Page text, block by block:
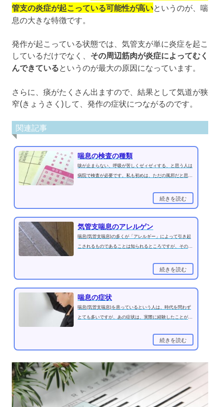
管支の炎症が起こっている可能性が高いというのが、喘
息の大きな特徴です。
発作が起こっている状態では、気管支が単に炎症を起こ
しているだけでなく、 その周辺筋肉が炎症によってむく
んできている というのが最大の原因になっています。
さらに、痰がたくさん出ますので、結果として気道が狭
窄(きょうさく)して、発作の症状につながるのです。
関連記事
喘息の検査の種類
咳が止まらない、呼吸が苦しくゼィゼィする、と思う人は
病院で検査が必要です。私も初めは、ただの風邪だと思っ
続きを読む
気管支喘息のアレルゲン
喘息(気管支喘息)の多くが「アレルギー」によって引き起
こされるものであることは知られるところですが、そのア
続きを読む
喘息の症状
喘息(気管支喘息)を患っているという人は、時代を問わず
とても多いですが、あの症状は、実際に経験したことがあ
続きを読む